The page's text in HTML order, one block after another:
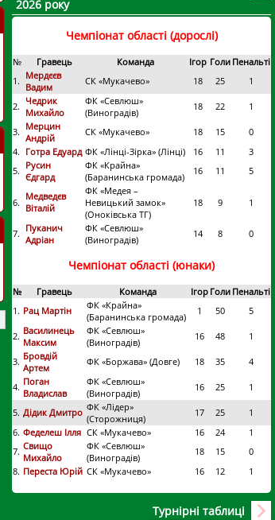
2026 року
Чемпіонат області (дорослі)
№ Гравець Команда Ігор Голи Пенальті
1. Мердєєв
Вадим
СК «Мукачево» 18 25 1
2. Чедрик
Михайло
ФК «Севлюш»
(Виноградів)
18 22 1
3. Мерцин
Андрій
СК «Мукачево» 18 15
0
4. Готра Едуард ФК «Лінці-Зірка» (Лінці) 16 11
3
5. Русин
Єдгард
ФК «Крайна»
(Баранинська громада)
16 11 5
6.
Медведєв
Віталій
ФК «Медея –
Невицький замок»
(Оноківська ТГ)
18 9 1
7. Пуканич
Адріан
ФК «Севлюш»
(Виноградів)
14 8 0
Чемпіонат області (юнаки)
№ Гравець Команда Ігор Голи Пенальті
1. Рац Мартін
ФК «Крайна»
(Баранинська громада)
1 50 5
2. Василинець
Максим
ФК «Севлюш»
(Виноградів)
16 48 1
3. Бровдій
Артем
ФК «Боржава» (Довге) 18 35 4
4. Поган
Владислав
ФК «Севлюш»
(Виноградів)
16 25 1
5. Дідик Дмитро ФК «Лідер»
(Сторожниця)
17 25
1
6. Феделеш Ілля СК «Мукачево» 16 24
1
7. Свищо
Михайло
ФК «Севлюш»
(Виноградів)
18 15
0
8. Переста Юрій СК «Мукачево» 16 12 1
Турнірні таблиці